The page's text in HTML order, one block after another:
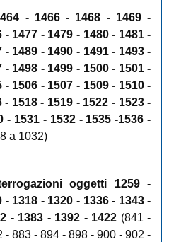
- 1466 - 1468 - 1469 -
- 1477 - 1479 - 1480 - 1481 -
- 1489 - 1490 - 1491 - 1493 -
- 1498 - 1499 - 1500 - 1501 -
- 1506 - 1507 - 1509 - 1510 -
- 1518 - 1519 - 1522 - 1523 -
- 1531 - 1532 - 1535 -1536 -
a 1032)
oggetti 1259 -
- 1318 - 1320 - 1336 - 1343 -
- 1383 - 1392 - 1422 (841 -
- 883 - 894 - 898 - 900 - 902 -